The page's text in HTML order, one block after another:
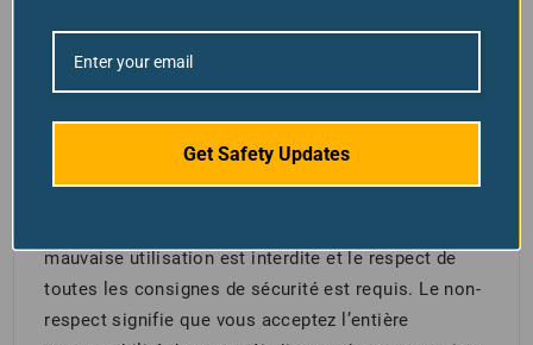
acceptez de ne pas les utiliser pour des « travaux à
mauvaise utilisation est interdite et le respect de
toutes les consignes de sécurité est requis. Le non-
respect signifie que vous acceptez l’entière
Get Safety Updates